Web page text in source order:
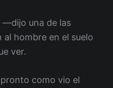
una de las
al hombre en el suelo
ver.
como vio el